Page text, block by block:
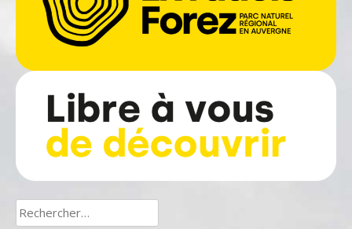
Rechercher :